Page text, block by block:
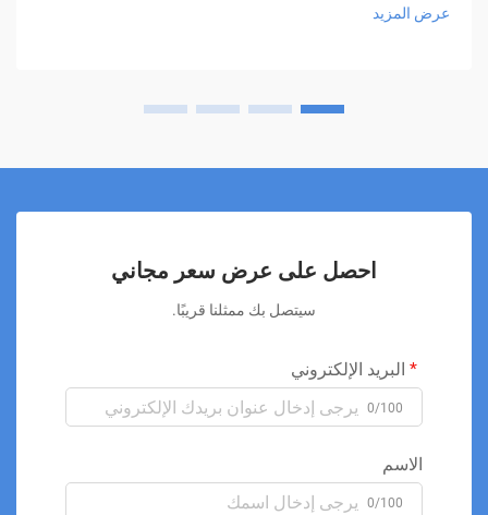
عرض المزيد
احصل على عرض سعر مجاني
سيتصل بك ممثلنا قريبًا.
البريد الإلكتروني
0/100
الاسم
0/100